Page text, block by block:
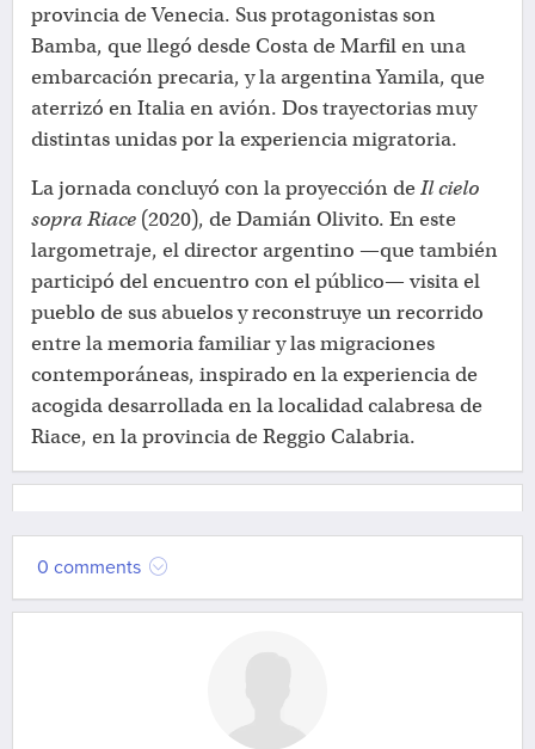
provincia de Venecia. Sus protagonistas son
Bamba, que llegó desde Costa de Marfil en una
embarcación precaria, y la argentina Yamila, que
aterrizó en Italia en avión. Dos trayectorias muy
distintas unidas por la experiencia migratoria.
La jornada concluyó con la proyección de Il cielo
sopra Riace (2020), de Damián Olivito. En este
largometraje, el director argentino —que también
participó del encuentro con el público— visita el
pueblo de sus abuelos y reconstruye un recorrido
entre la memoria familiar y las migraciones
contemporáneas, inspirado en la experiencia de
acogida desarrollada en la localidad calabresa de
Riace, en la provincia de Reggio Calabria.
0 comments